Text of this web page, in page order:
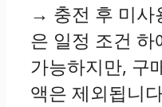
→ 충전 후 미사
은 일정 조건 하
가능하지만, 구
액은 제외됩니